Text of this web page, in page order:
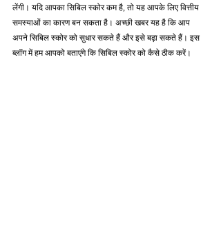
लेंगी। यदि आपका सिबिल स्कोर कम है, तो यह आपके लिए वित्तीय
समस्याओं का कारण बन सकता है। अच्छी खबर यह है कि आप
अपने सिबिल स्कोर को सुधार सकते हैं और इसे बढ़ा सकते हैं। इस
ब्लॉग में हम आपको बताएंगे कि सिबिल स्कोर को कैसे ठीक करें।